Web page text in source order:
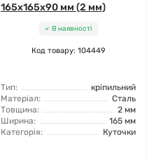
165x165x90 мм (2 мм)
В наявності
Код товару: 104449
Тип:
кріпильний
Матеріал:
Сталь
Товщина:
2 мм
Ширина:
165 мм
Категорія:
Куточки